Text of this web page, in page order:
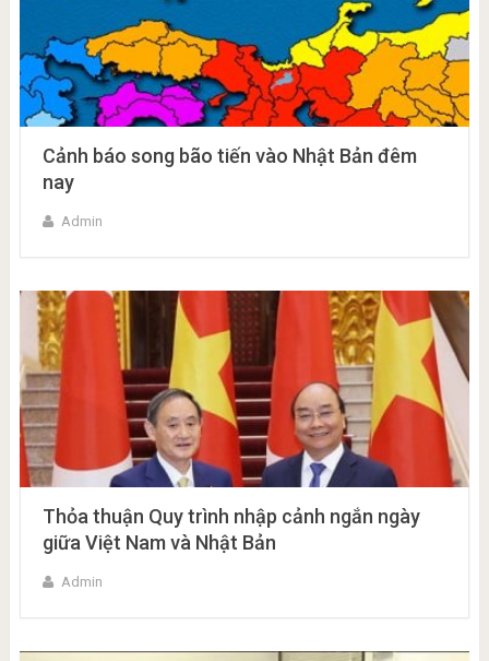
Cảnh báo song bão tiến vào Nhật Bản đêm
nay
Admin
Thỏa thuận Quy trình nhập cảnh ngắn ngày
giữa Việt Nam và Nhật Bản
Admin